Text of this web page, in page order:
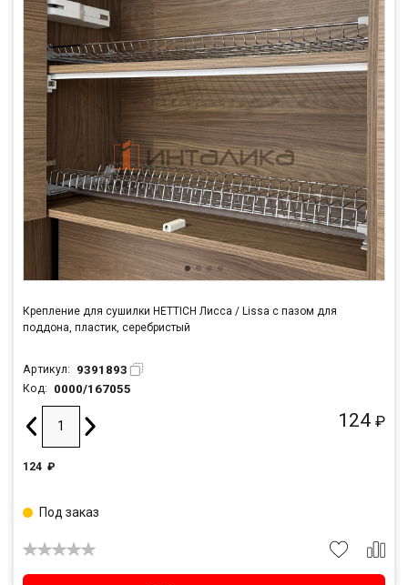
Крепление для сушилки HETTICH Лисса / Lissa с пазом для
поддона, пластик, серебристый
Артикул: 9391893
Код: 0000/167055
124 ₽
124 ₽
Под заказ